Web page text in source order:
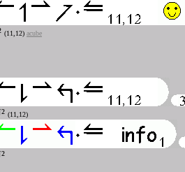
(11,12) acube
(11,12)